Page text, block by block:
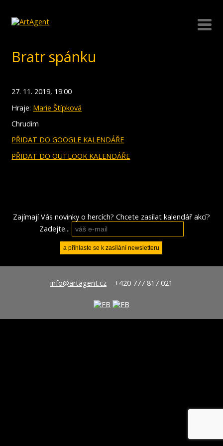
Bratr spánku
27. 11. 2019, 19:00
Hraje: Marie Štípková
Chrudim
PŘIDAT DO GOOGLE KALENDÁŘE
PŘIDAT DO OUTLOOK KALENDÁŘE
Zajímají Vás novinky o hercích? Chcete zasílat kalendář akcí?
Zadejte...
info@artagent.cz+420 777 817 021